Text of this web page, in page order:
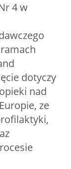
4 w
dotyczy
nad
ze